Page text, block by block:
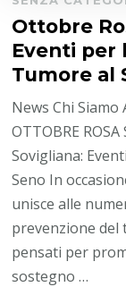
Ottobre
Eventi per
Tumore al
News Chi
OTTOBRE
Sovigliana:
Seno In
unisce alle
prevenzione del
pensati per
sostegno …